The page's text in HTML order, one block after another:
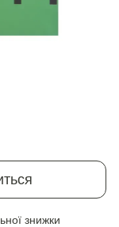
знижки